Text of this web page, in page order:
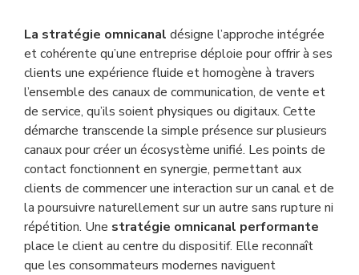
La stratégie omnicanal désigne l’approche intégrée
et cohérente qu’une entreprise déploie pour offrir à ses
clients une expérience fluide et homogène à travers
l’ensemble des canaux de communication, de vente et
de service, qu’ils soient physiques ou digitaux. Cette
démarche transcende la simple présence sur plusieurs
canaux pour créer un écosystème unifié. Les points de
contact fonctionnent en synergie, permettant aux
clients de commencer une interaction sur un canal et de
la poursuivre naturellement sur un autre sans rupture ni
répétition. Une stratégie omnicanal performante
place le client au centre du dispositif. Elle reconnaît
que les consommateurs modernes naviguent